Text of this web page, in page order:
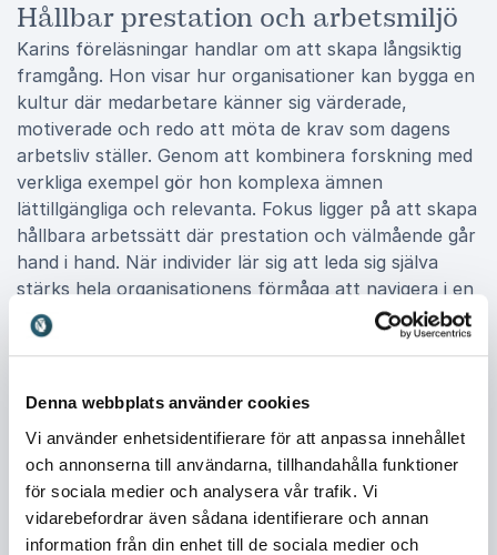
Denna webbplats använder cookies
Vi använder enhetsidentifierare för att anpassa innehållet
och annonserna till användarna, tillhandahålla funktioner
för sociala medier och analysera vår trafik. Vi
vidarebefordrar även sådana identifierare och annan
information från din enhet till de sociala medier och
Hållbar prestation och arbetsmiljö
Karins föreläsningar handlar om att skapa långsiktig
framgång. Hon visar hur organisationer kan bygga en
kultur där medarbetare känner sig värderade,
motiverade och redo att möta de krav som dagens
arbetsliv ställer. Genom att kombinera forskning med
verkliga exempel gör hon komplexa ämnen
lättillgängliga och relevanta. Fokus ligger på att skapa
hållbara arbetssätt där prestation och välmående går
hand i hand. När individer lär sig att leda sig själva
stärks hela organisationens förmåga att navigera i en
föränderlig värld.
Boka Karin Otterbjörk för ditt event
Att boka Karin Otterbjörk till ditt event innebär att ge
din organisation mer än en inspirerande stund. Det är
en investering i framtida resultat, engagemang och
utveckling. Hennes föreläsningar förändrar synen på
självledarskap och arbetslivets krav, samtidigt som de